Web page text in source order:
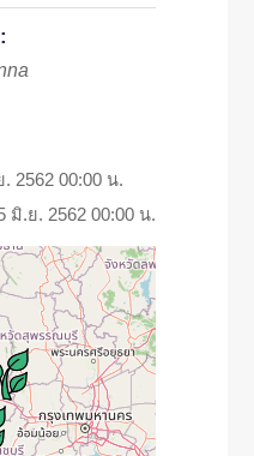
. 2562 00:00 น.
มิ.ย. 2562 00:00 น.